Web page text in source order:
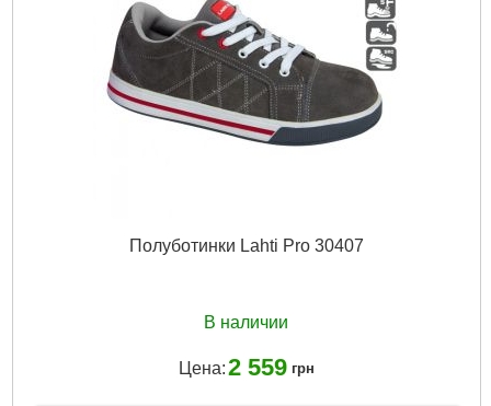
Полуботинки Lahti Pro 30407
В наличии
Цена:2 559 грн